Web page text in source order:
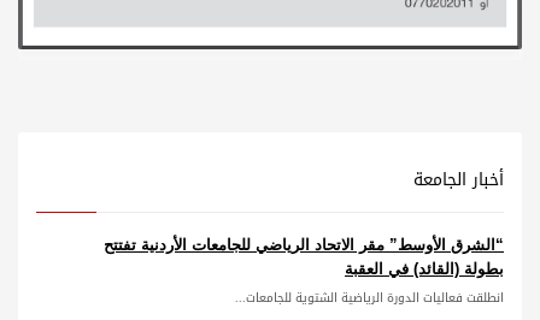
أخبار الجامعة
“الشرق الأوسط” مقر الاتحاد الرياضي للجامعات الأردنية تفتتح
بطولة (القائد) في العقبة
انطلقت فعاليات الدورة الرياضية الشتوية للجامعات...